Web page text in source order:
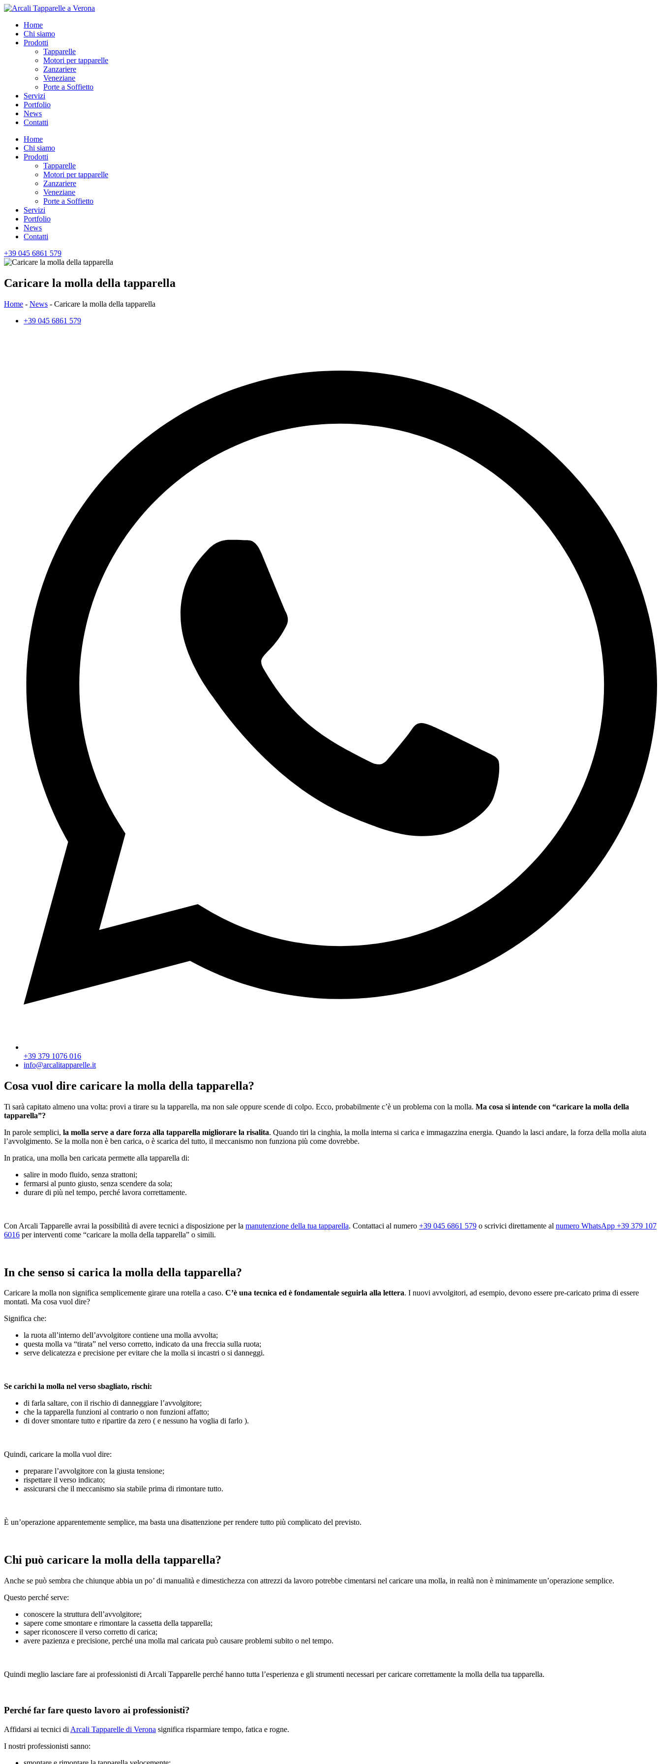
Vai
contenutoHome
Chi siamo
Prodotti
Tapparelle
Motori per tapparelle
Zanzariere
Veneziane
Porte a Soffietto
Servizi
Portfolio
News
Contatti
Home
Chi siamo
Prodotti
Tapparelle
Motori per tapparelle
Zanzariere
Veneziane
Porte a Soffietto
Servizi
Portfolio
News
Contatti
+39 045 6861 579
Caricare la molla della tapparella
Home - News - Caricare la molla della tapparella
+39 045 6861 579
+39 379 1076 016
info@arcalitapparelle.it
Cosa vuol dire caricare la molla della tapparella?
Ti sarà capitato almeno una volta: provi a tirare su la tapparella, ma non sale oppure scende di colpo. Ecco, probabilmente c’è un problema con la molla. Ma cosa si intende con “caricare la molla della
tapparella”?
In parole semplici, la molla serve a dare forza alla tapparella migliorare la risalita. Quando tiri la cinghia, la molla interna si carica e immagazzina energia. Quando la lasci andare, la forza della molla aiuta
l’avvolgimento. Se la molla non è ben carica, o è scarica del tutto, il meccanismo non funziona più come dovrebbe.
In pratica, una molla ben caricata permette alla tapparella di:
salire in modo fluido, senza strattoni;
fermarsi al punto giusto, senza scendere da sola;
durare di più nel tempo, perché lavora correttamente.
Con Arcali Tapparelle avrai la possibilità di avere tecnici a disposizione per la manutenzione della tua tapparella. Contattaci al numero +39 045 6861 579 o scrivici direttamente al numero WhatsApp +39 379 107
6016 per interventi come “caricare la molla della tapparella” o simili.
In che senso si carica la molla della tapparella?
Caricare la molla non significa semplicemente girare una rotella a caso. C’è una tecnica ed è fondamentale seguirla alla lettera. I nuovi avvolgitori, ad esempio, devono essere pre-caricato prima di essere
montati. Ma cosa vuol dire?
Significa che:
la ruota all’interno dell’avvolgitore contiene una molla avvolta;
questa molla va “tirata” nel verso corretto, indicato da una freccia sulla ruota;
serve delicatezza e precisione per evitare che la molla si incastri o si danneggi.
Se carichi la molla nel verso sbagliato, rischi:
di farla saltare, con il rischio di danneggiare l’avvolgitore;
che la tapparella funzioni al contrario o non funzioni affatto;
di dover smontare tutto e ripartire da zero ( e nessuno ha voglia di farlo ).
Quindi, caricare la molla vuol dire:
preparare l’avvolgitore con la giusta tensione;
rispettare il verso indicato;
assicurarsi che il meccanismo sia stabile prima di rimontare tutto.
È un’operazione apparentemente semplice, ma basta una disattenzione per rendere tutto più complicato del previsto.
Chi può caricare la molla della tapparella?
Anche se può sembra che chiunque abbia un po’ di manualità e dimestichezza con attrezzi da lavoro potrebbe cimentarsi nel caricare una molla, in realtà non è minimamente un’operazione semplice.
Questo perché serve:
conoscere la struttura dell’avvolgitore;
sapere come smontare e rimontare la cassetta della tapparella;
saper riconoscere il verso corretto di carica;
avere pazienza e precisione, perché una molla mal caricata può causare problemi subito o nel tempo.
Quindi meglio lasciare fare ai professionisti di Arcali Tapparelle perché hanno tutta l’esperienza e gli strumenti necessari per caricare correttamente la molla della tua tapparella.
Perché far fare questo lavoro ai professionisti?
Affidarsi ai tecnici di Arcali Tapparelle di Verona significa risparmiare tempo, fatica e rogne.
I nostri professionisti sanno: